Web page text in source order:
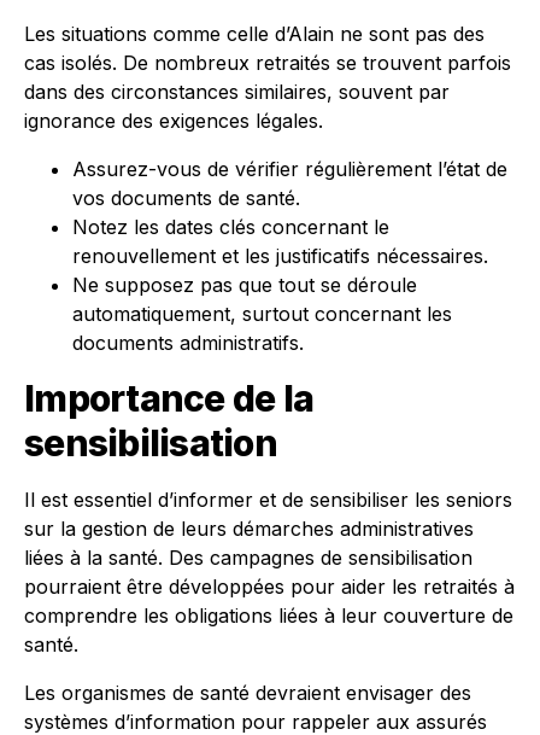
Les situations comme celle d’Alain ne sont pas des
cas isolés. De nombreux retraités se trouvent parfois
dans des circonstances similaires, souvent par
ignorance des exigences légales.
Assurez-vous de vérifier régulièrement l’état de
vos documents de santé.
Notez les dates clés concernant le
renouvellement et les justificatifs nécessaires.
Ne supposez pas que tout se déroule
automatiquement, surtout concernant les
documents administratifs.
Importance de la
sensibilisation
Il est essentiel d’informer et de sensibiliser les seniors
sur la gestion de leurs démarches administratives
liées à la santé. Des campagnes de sensibilisation
pourraient être développées pour aider les retraités à
comprendre les obligations liées à leur couverture de
santé.
Les organismes de santé devraient envisager des
systèmes d’information pour rappeler aux assurés